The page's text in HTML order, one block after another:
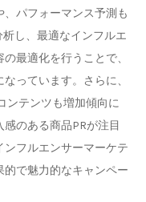
パフォーマンス予測も
し、最適なインフルエ
最適化を行うことで、
っています。さらに、
ンテンツも増加傾向に
のある商品PRが注目
フルエンサーマーケテ
的で魅力的なキャンペー